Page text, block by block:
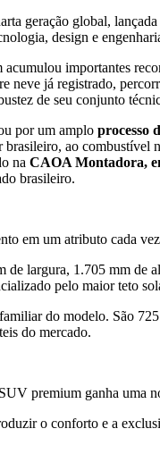
geração global,
design e
importantes
neve já registrado,
de seu conjunto
por um amplo processo
ao combustível
na CAOA Montadora,
brasileiro.
em um atributo cada
largura, 1.705 mm de
pelo maior teto
do modelo. São
do mercado.
premium ganha uma
o conforto e a